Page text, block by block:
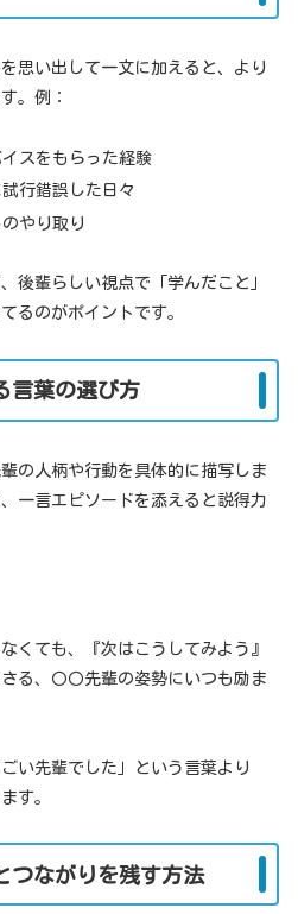
思い出して一文に加えると、より
。例：
スをもらった経験
行錯誤した日々
やり取り
後輩らしい視点で「学んだこと」
るのがポイントです。
言葉の選び方
の人柄や行動を具体的に描写しま
一言エピソードを添えると説得力
くても、『次はこうしてみよう』
る、〇〇先輩の姿勢にいつも励ま
い先輩でした」という言葉より
す。
つながりを残す方法